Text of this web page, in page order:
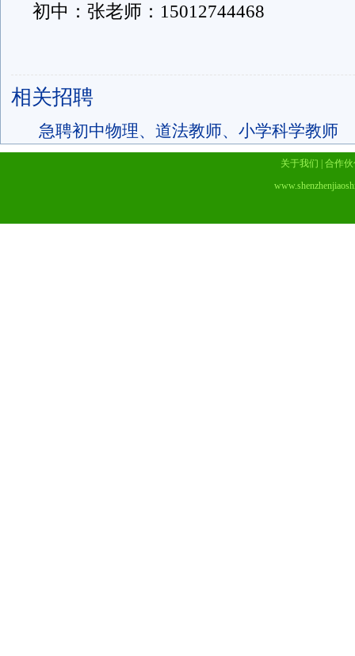
初中：张老师：15012744468
相关招聘
急聘初中物理、道法教师、小学科学教师
关于我们
合作